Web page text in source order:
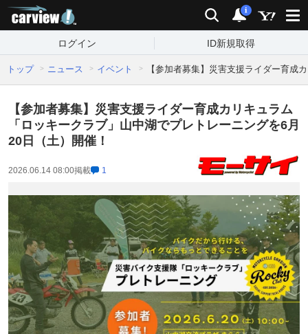
検索 通知
i
ログイン ID新規取得
トップ ニュース イベント 【参加者募集】災害支援ライダー育成
【参加者募集】災害支援ライダー育成カリキュラム
「ロッキークラブ」山中湖でプレトレーニングを6月
20日（土）開催！
2026.06.14 08:00掲載 1